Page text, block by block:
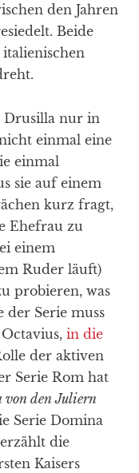
den Jahren
Beide
Drusilla nur in
einmal eine
einmal
sie auf einem
kurz fragt,
Ehefrau zu
einem
Ruder läuft)
probieren, was
der Serie muss
in die
der aktiven
Serie Rom hat
von den Juliern
Serie Domina
die
Kaisers